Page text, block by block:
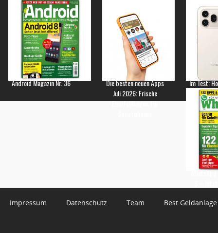
Android Magazin Nr. 36
Die besten neuen Apps
Juli 2026: Frische
Empfehlungen für
Im Test:
Impressum Datenschutz Team Best Geldanlage